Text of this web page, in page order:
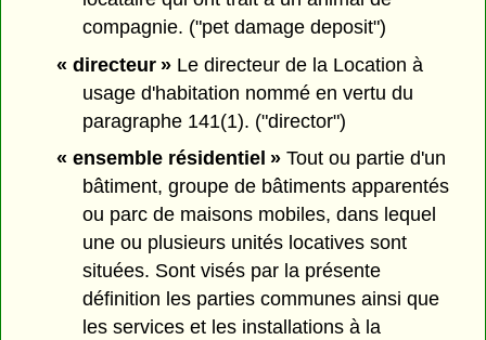
compagnie. ("pet damage deposit")
« directeur »Le directeur de la Location à
usage d'habitation nommé en vertu du
paragraphe 141(1). ("director")
« ensemble résidentiel »Tout ou partie d'un
bâtiment, groupe de bâtiments apparentés
ou parc de maisons mobiles, dans lequel
une ou plusieurs unités locatives sont
situées. Sont visés par la présente
définition les parties communes ainsi que
les services et les installations à la